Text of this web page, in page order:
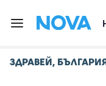
ЗДРАВЕЙ,